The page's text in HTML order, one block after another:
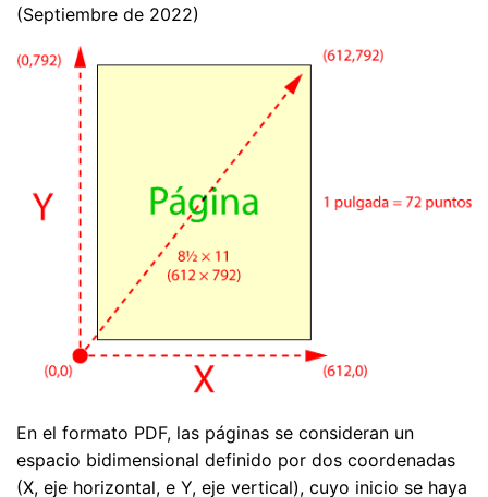
(Septiembre de 2022)
En el formato PDF, las páginas se consideran un
espacio bidimensional definido por dos coordenadas
(X, eje horizontal, e Y, eje vertical), cuyo inicio se haya